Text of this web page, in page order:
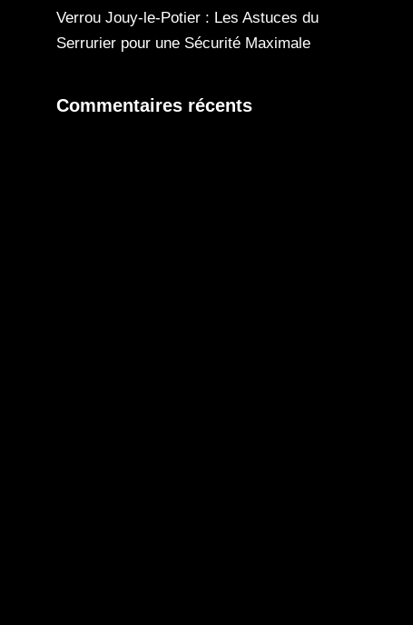
Verrou Jouy-le-Potier : Les Astuces du
Serrurier pour une Sécurité Maximale
Commentaires récents